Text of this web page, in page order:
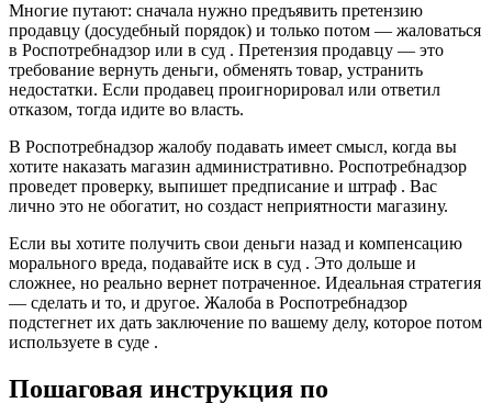
Многие путают: сначала нужно предъявить претензию
продавцу (досудебный порядок) и только потом — жаловаться
в Роспотребнадзор или в суд . Претензия продавцу — это
требование вернуть деньги, обменять товар, устранить
недостатки. Если продавец проигнорировал или ответил
отказом, тогда идите во власть.
В Роспотребнадзор жалобу подавать имеет смысл, когда вы
хотите наказать магазин административно. Роспотребнадзор
проведет проверку, выпишет предписание и штраф . Вас
лично это не обогатит, но создаст неприятности магазину.
Если вы хотите получить свои деньги назад и компенсацию
морального вреда, подавайте иск в суд . Это дольше и
сложнее, но реально вернет потраченное. Идеальная стратегия
— сделать и то, и другое. Жалоба в Роспотребнадзор
подстегнет их дать заключение по вашему делу, которое потом
используете в суде .
Пошаговая инструкция по